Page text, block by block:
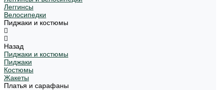
Леггинсы
Велосипедки
Пиджаки и костюмы
Назад
Пиджаки и костюмы
Пиджаки
Костюмы
Жакеты
Платья и сарафаны